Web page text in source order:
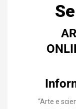
“Arte e